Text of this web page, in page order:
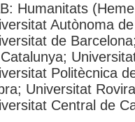
Humanitats
Autònoma
de
Politècnica
Universitat
Central de